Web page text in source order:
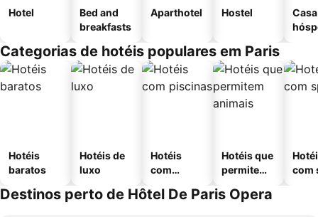
Hotel
Bed and
breakfasts
Aparthotel Hostel
Categorias de hotéis populares em Paris
Hotéis
baratos
Hotéis de
luxo
Hotéis
com
Hotéis que
permitem
com
Destinos perto de Hôtel De Paris Opera